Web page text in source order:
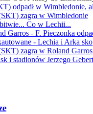
odpadł w Wimbledonie,
zagra w Wimbledonie
Co w Lechii...
Garros - F. Pieczonka
- Lechia i Arka
zagra w Roland Garros
i stadionów Jerzego